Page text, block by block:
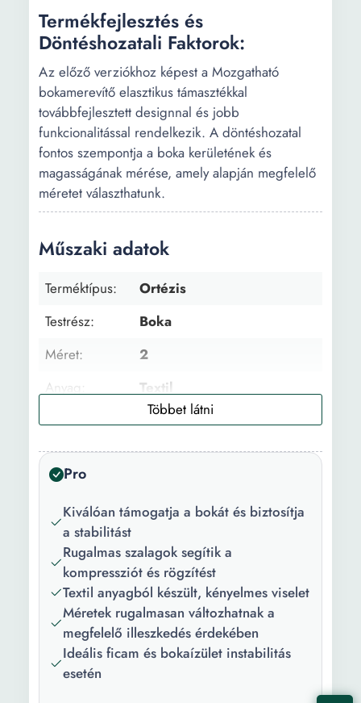
Termékfejlesztés és
Döntéshozatali Faktorok:
Az előző verziókhoz képest a Mozgatható
bokamerevítő elasztikus támasztékkal
továbbfejlesztett designnal és jobb
funkcionalitással rendelkezik. A döntéshozatal
fontos szempontja a boka kerületének és
magasságának mérése, amely alapján megfelelő
méretet választhatunk.
Műszaki adatok
Terméktípus:
Ortézis
Testrész:
Boka
Méret:
2
Anyag:
Textil
Darabszám/szett: 1
Szín:
Fekete
Pro
Kiválóan támogatja a bokát és biztosítja
a stabilitást
Rugalmas szalagok segítik a
kompressziót és rögzítést
Textil anyagból készült, kényelmes viselet
Méretek rugalmasan változhatnak a
megfelelő illeszkedés érdekében
Ideális ficam és bokaízület instabilitás
esetén